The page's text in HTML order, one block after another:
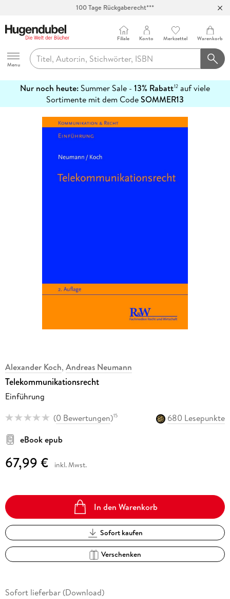
100 Tage Rückgaberecht***
Hugendubel
Menu
Filiale Konto Merkzettel Warenkorb
Nur noch heute: Summer Sale - 13% Rabatt12 auf viele
Sortimente mit dem CodeSOMMER13
erfahren
Alexander Koch, Andreas Neumann
Telekommunikationsrecht
Einführung
(0 Bewertungen)15
680 Lesepunkte
eBook epub
67,99 € inkl. Mwst.
In den Warenkorb
Sofort kaufen
Verschenken
Sofort lieferbar (Download)